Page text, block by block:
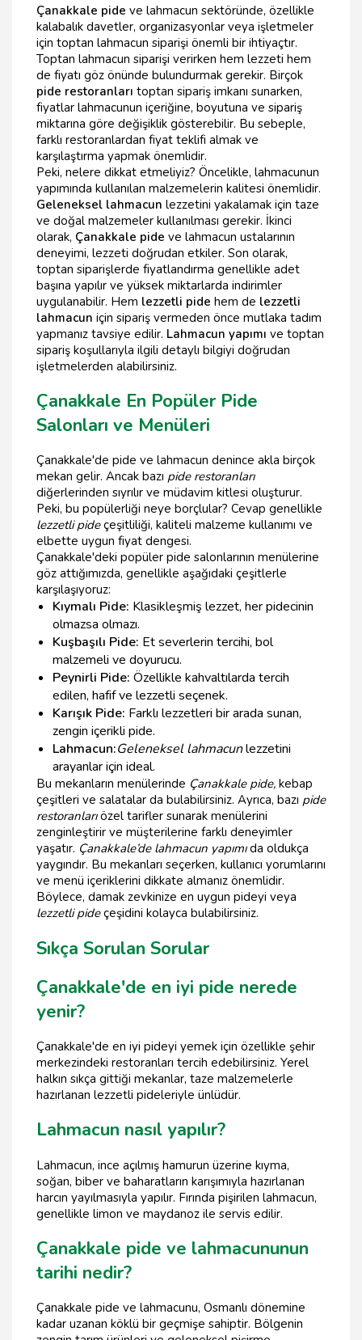
Çanakkale pide ve lahmacun sektöründe, özellikle
kalabalık davetler, organizasyonlar veya işletmeler
için toptan lahmacun siparişi önemli bir ihtiyaçtır.
Toptan lahmacun siparişi verirken hem lezzeti hem
de fiyatı göz önünde bulundurmak gerekir. Birçok
pide restoranları toptan sipariş imkanı sunarken,
fiyatlar lahmacunun içeriğine, boyutuna ve sipariş
miktarına göre değişiklik gösterebilir. Bu sebeple,
farklı restoranlardan fiyat teklifi almak ve
karşılaştırma yapmak önemlidir.
Peki, nelere dikkat etmeliyiz? Öncelikle, lahmacunun
yapımında kullanılan malzemelerin kalitesi önemlidir.
Geleneksel lahmacun lezzetini yakalamak için taze
ve doğal malzemeler kullanılması gerekir. İkinci
olarak, Çanakkale pide ve lahmacun ustalarının
deneyimi, lezzeti doğrudan etkiler. Son olarak,
toptan siparişlerde fiyatlandırma genellikle adet
başına yapılır ve yüksek miktarlarda indirimler
uygulanabilir. Hem lezzetli pide hem de lezzetli
lahmacun için sipariş vermeden önce mutlaka tadım
yapmanız tavsiye edilir. Lahmacun yapımı ve toptan
sipariş koşullarıyla ilgili detaylı bilgiyi doğrudan
işletmelerden alabilirsiniz.
Çanakkale En Popüler Pide
Salonları ve Menüleri
Çanakkale'de pide ve lahmacun denince akla birçok
mekan gelir. Ancak bazı pide restoranları
diğerlerinden sıyrılır ve müdavim kitlesi oluşturur.
Peki, bu popülerliği neye borçlular? Cevap genellikle
lezzetli pideçeşitliliği, kaliteli malzeme kullanımı ve
elbette uygun fiyat dengesi.
Çanakkale'deki popüler pide salonlarının menülerine
göz attığımızda, genellikle aşağıdaki çeşitlerle
karşılaşıyoruz:
Kıymalı Pide: Klasikleşmiş lezzet, her pidecinin
olmazsa olmazı.
Kuşbaşılı Pide: Et severlerin tercihi, bol
malzemeli ve doyurucu.
Peynirli Pide: Özellikle kahvaltılarda tercih
edilen, hafif ve lezzetli seçenek.
Karışık Pide: Farklı lezzetleri bir arada sunan,
zengin içerikli pide.
Lahmacun:Geleneksel lahmacunlezzetini
arayanlar için ideal.
Bu mekanların menülerinde Çanakkale pide, kebap
çeşitleri ve salatalar da bulabilirsiniz. Ayrıca, bazı pide
restoranlarıözel tarifler sunarak menülerini
zenginleştirir ve müşterilerine farklı deneyimler
yaşatır. Çanakkale’de lahmacun yapımıda oldukça
yaygındır. Bu mekanları seçerken, kullanıcı yorumlarını
ve menü içeriklerini dikkate almanız önemlidir.
Böylece, damak zevkinize en uygun pideyi veya
lezzetli pideçeşidini kolayca bulabilirsiniz.
Sıkça Sorulan Sorular
Çanakkale'de en iyi pide nerede
yenir?
Çanakkale'de en iyi pideyi yemek için özellikle şehir
merkezindeki restoranları tercih edebilirsiniz. Yerel
halkın sıkça gittiği mekanlar, taze malzemelerle
hazırlanan lezzetli pideleriyle ünlüdür.
Lahmacun nasıl yapılır?
Lahmacun, ince açılmış hamurun üzerine kıyma,
soğan, biber ve baharatların karışımıyla hazırlanan
harcın yayılmasıyla yapılır. Fırında pişirilen lahmacun,
genellikle limon ve maydanoz ile servis edilir.
Çanakkale pide ve lahmacununun
tarihi nedir?
Çanakkale pide ve lahmacunu, Osmanlı dönemine
kadar uzanan köklü bir geçmişe sahiptir. Bölgenin